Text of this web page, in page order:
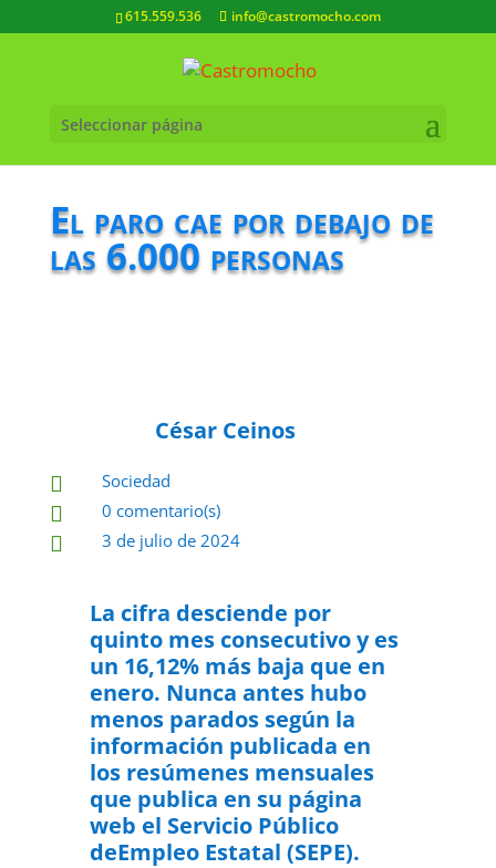
615.559.536 info@castromocho.com
Seleccionar página
El paro cae por debajo de
las 6.000 personas
César Ceinos
 Sociedad
 0 comentario(s)
 3 de julio de 2024
La cifra desciende por
quinto mes consecutivo y es
un 16,12% más baja que en
enero. Nunca antes hubo
menos parados según la
información publicada en
los resúmenes mensuales
que publica en su página
web el Servicio Público
deEmpleo Estatal (SEPE).